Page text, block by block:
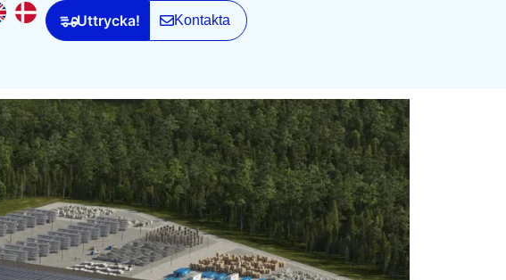
Uttrycka! Kontakta